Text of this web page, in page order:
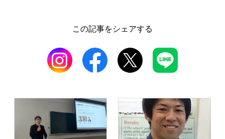
この記事をシェアする